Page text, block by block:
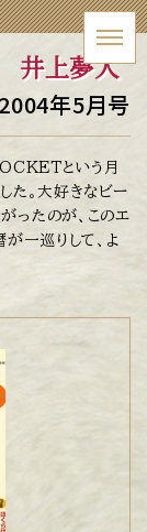
上夢人
年5月号
という月
。大好きなビー
ったのが、このエ
が一巡りして、よ